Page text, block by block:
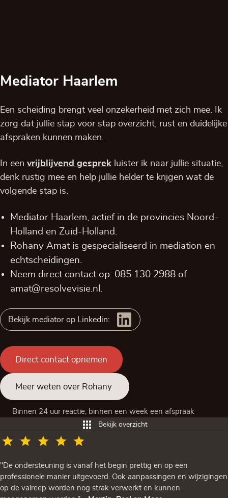
Mediator Haarlem
Een scheiding brengt veel onzekerheid met zich mee. Ik
zorg dat jullie stap voor stap overzicht, rust en duidelijke
afspraken kunnen maken.
In een vrijblijvend gesprek luister ik naar jullie situatie,
denk rustig mee en help jullie helder te krijgen wat de
volgende stap is.
Mediator Haarlem, actief in de provincies Noord-
Holland en Zuid-Holland.
Rohany Amat is gespecialiseerd in mediation en
echtscheidingen.
Neem direct contact op: 085 130 2988 of
amat@resolvevisie.nl .
Bekijk mediator op Linkedin:
Direct contact opnemen
Meer weten over Rohany
Binnen 24 uur reactie, binnen een week een afspraak
Bekijk overzicht
"De ondersteuning is vanaf het begin prettig en op een
professionele manier uitgevoerd. Ook aanpassingen en wijzigingen
op de valreep worden nog strak verwerkt en kunnen